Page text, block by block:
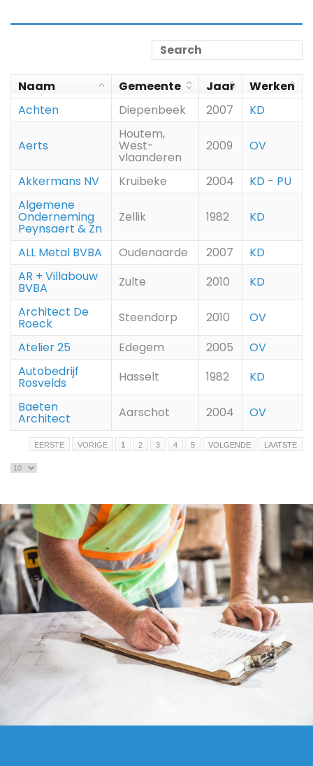
Naam Gemeente Jaar
Werken
Achten
Diepenbeek 2007 KD
Aerts
Houtem,
West-
vlaanderen
2009 OV
Akkermans NV Kruibeke 2004 KD - PU
Algemene
Onderneming
Peynsaert & Zn
Zellik 1982 KD
ALL Metal BVBA Oudenaarde 2007
KD
AR + Villabouw
BVBA Zulte 2010
KD
Architect De
Roeck Steendorp 2010
OV
Atelier 25
Edegem 2005
OV
Autobedrijf
Rosvelds Hasselt 1982
KD
Baeten
Architect Aarschot 2004 OV
EERSTE VORIGE 1 2 3 4 5 VOLGENDE LAATSTE